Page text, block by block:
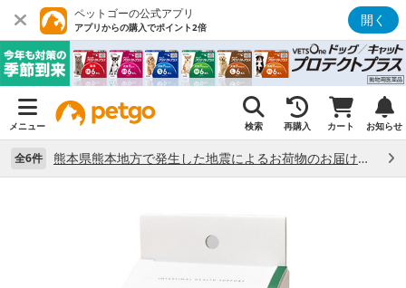
ペットゴーの公式アプリ
アプリからの購入でポイント2倍 開く
メニュー 検索 再購入 カート お知らせ
全6件 熊本県熊本地方で発生した地震によるお荷物のお届け状況について （7/28）